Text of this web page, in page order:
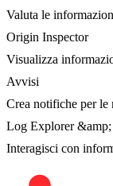
Valuta le
Origin Inspector
Visualizza
Avvisi
Crea notifiche per le
Log Explorer &amp;
Interagisci con